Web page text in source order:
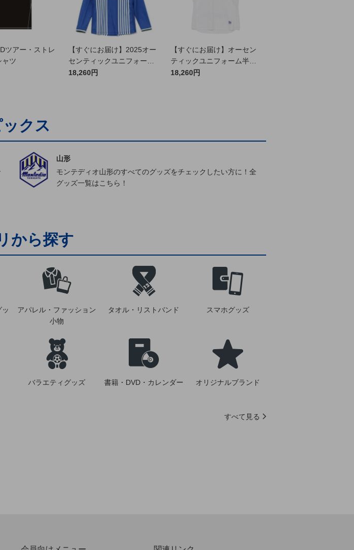
ツアー・ストレ
ャツ
【すぐにお届け】2025オー
センティックユニフォーム
FP1st（長袖）
18,260円
【すぐにお届け】オーセン
ティックユニフォーム半袖
（2026百年構想リーグ）F
18,260円
ックス
山形
モンテディオ山形のすべてのグッズをチェックしたい方に！全
グッズ一覧はこちら！
から探す
アパレル・ファッション
小物
タオル・リストバンド スマホグッズ
バラエティグッズ 書籍・DVD・カレンダー オリジナルブランド
すべて見る